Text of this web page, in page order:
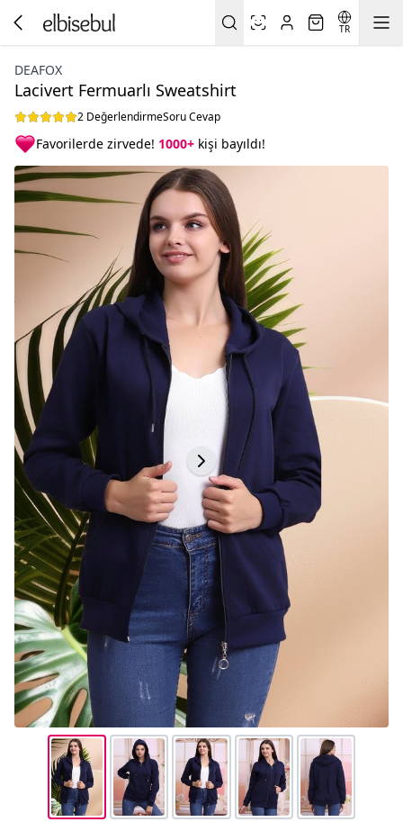
TR
DEAFOX
Lacivert Fermuarlı Sweatshirt
2 DeğerlendirmeSoru Cevap
Favorilerde zirvede! 1000+ kişi bayıldı!